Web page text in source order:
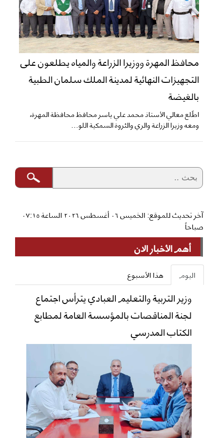
محافظ المهرة ووزيرا الزراعة والمياه يطلعون على
التجهيزات النهائية لمدينة الملك سلمان الطبية
بالغيضة
اطّلع معالي الأستاذ محمد علي ياسر محافظ محافظة المهرة،
ومعه وزيرا الزراعة والري والثروة السمكية اللو...
آخر تحديث للموقع: الخميس ٠٦ أغسطس ٢٠٢٦ الساعة ٠٧:١٥
صباحاً
أهم الأخبار الان
اليوم هذا الأسبوع
وزير التربية والتعليم العبادي يترأس اجتماع
لجنة المناقصات بالمؤسسة العامة لمطابع
الكتاب المدرسي